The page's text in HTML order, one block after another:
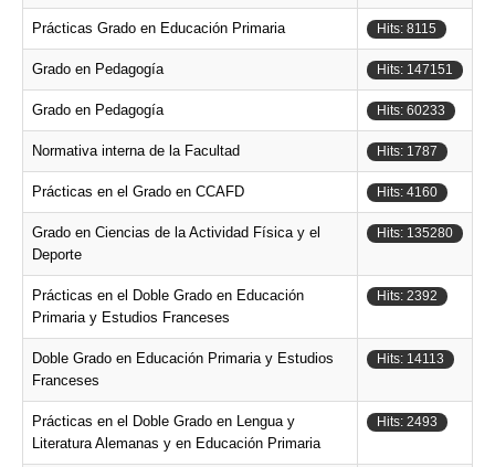
Prácticas Grado en Educación Primaria Hits: 8115
Grado en Pedagogía Hits: 147151
Grado en Pedagogía Hits: 60233
Normativa interna de la Facultad Hits: 1787
Prácticas en el Grado en CCAFD Hits: 4160
Grado en Ciencias de la Actividad Física y el
Deporte
Hits: 135280
Prácticas en el Doble Grado en Educación
Primaria y Estudios Franceses
Hits: 2392
Doble Grado en Educación Primaria y Estudios
Franceses
Hits: 14113
Prácticas en el Doble Grado en Lengua y
Literatura Alemanas y en Educación Primaria
Hits: 2493